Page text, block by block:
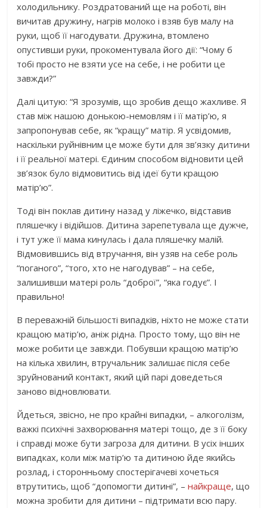
холодильнику. Роздратований ще на роботі, він
вичитав дружину, нагрів молоко і взяв був малу на
руки, щоб її нагодувати. Дружина, втомлено
опустивши руки, прокоментувала його дії: “Чому б
тобі просто не взяти усе на себе, і не робити це
завжди?”
Далі цитую: “Я зрозумів, що зробив дещо жахливе. Я
став між нашою донькою-немовлям і її матір’ю, я
запропонував себе, як “кращу” матір. Я усвідомив,
наскільки руйнівним це може бути для зв’язку дитини
і її реальної матері. Єдиним способом відновити цей
зв’язок було відмовитись від ідеї бути кращою
матір’ю”.
Тоді він поклав дитину назад у ліжечко, відставив
пляшечку і відійшов. Дитина зарепетувала ще дужче,
і тут уже її мама кинулась і дала пляшечку малій.
Відмовившись від втручання, він узяв на себе роль
“поганого”, “того, хто не нагодував” – на себе,
залишивши матері роль “доброї”, “яка годує”. І
правильно!
В переважній більшості випадків, ніхто не може стати
кращою матір’ю, аніж рідна. Просто тому, що він не
може робити це завжди. Побувши кращою матір’ю
на кілька хвилин, втручальник залишає після себе
зруйнований контакт, який цій парі доведеться
заново відновлювати.
Йдеться, звісно, не про крайні випадки, – алкоголізм,
важкі психічні захворювання матері тощо, де з її боку
і справді може бути загроза для дитини. В усіх інших
випадках, коли між матір’ю та дитиною йде якийсь
розлад, і сторонньому спостерігачеві хочеться
втрутитись, щоб “допомогти дитині”, –найкраще, що
можна зробити для дитини – підтримати всю пару.